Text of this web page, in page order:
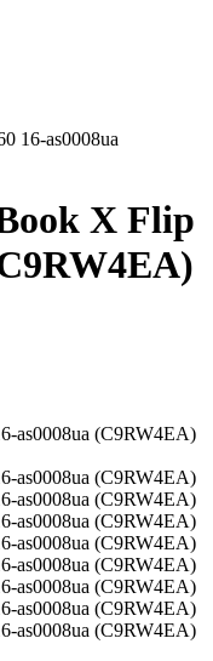
16-as0008ua
X Flip